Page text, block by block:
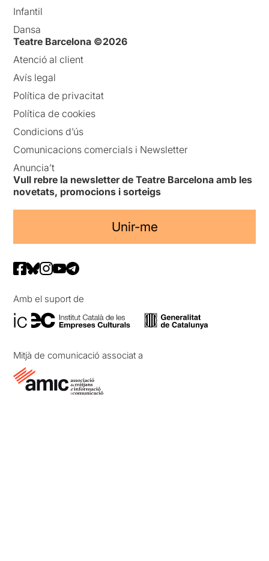
Infantil
Dansa
Teatre Barcelona ©2026
Atenció al client
Avís legal
Política de privacitat
Política de cookies
Condicions d’ús
Comunicacions comercials i Newsletter
Anuncia’t
Vull rebre la newsletter de Teatre Barcelona amb les
novetats, promocions i sorteigs
Unir-me
Amb el suport de
Mitjà de comunicació associat a